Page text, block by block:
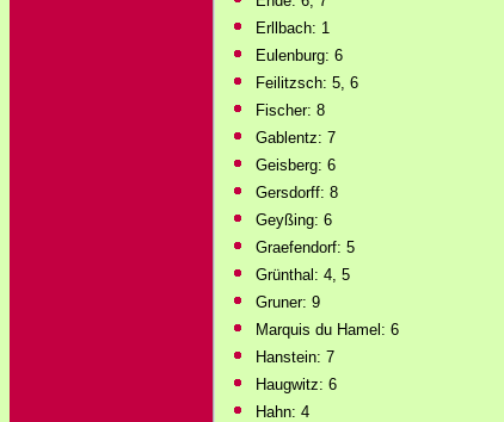
Erllbach: 1
Eulenburg: 6
Feilitzsch: 5, 6
Fischer: 8
Gablentz: 7
Geisberg: 6
Gersdorff: 8
Geyßing: 6
Graefendorf: 5
Grünthal: 4, 5
Gruner: 9
Marquis du Hamel: 6
Hanstein: 7
Haugwitz: 6
Hahn: 4